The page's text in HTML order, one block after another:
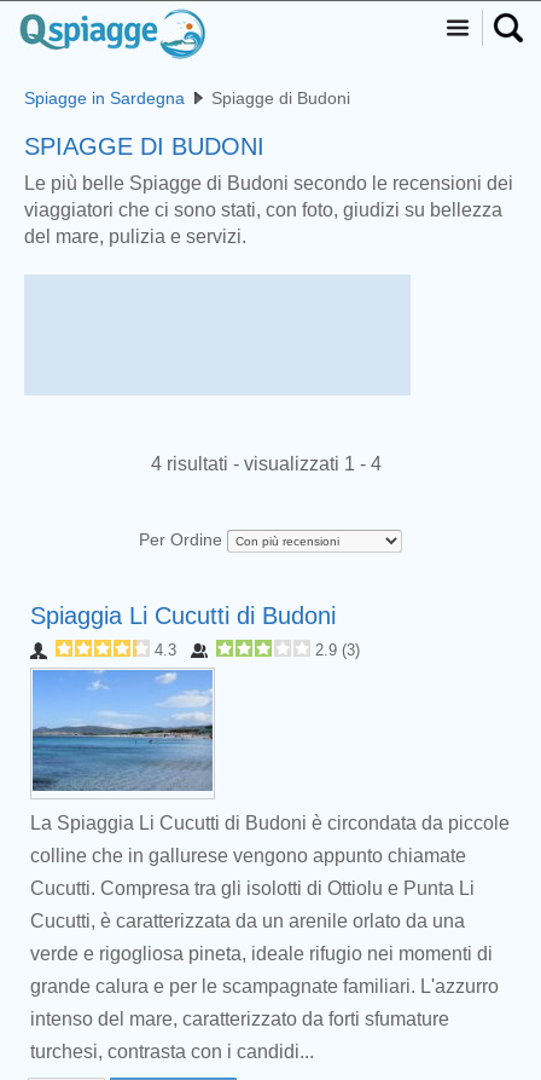
Spiagge in Sardegna Spiagge di Budoni
SPIAGGE DI BUDONI
Le più belle Spiagge di Budoni secondo le recensioni dei
viaggiatori che ci sono stati, con foto, giudizi su bellezza
del mare, pulizia e servizi.
4 risultati - visualizzati 1 - 4
Per Ordine
Spiaggia Li Cucutti di Budoni
4.3 2.9 (3)
La Spiaggia Li Cucutti di Budoni è circondata da piccole
colline che in gallurese vengono appunto chiamate
Cucutti. Compresa tra gli isolotti di Ottiolu e Punta Li
Cucutti, è caratterizzata da un arenile orlato da una
verde e rigogliosa pineta, ideale rifugio nei momenti di
grande calura e per le scampagnate familiari. L'azzurro
intenso del mare, caratterizzato da forti sfumature
turchesi, contrasta con i candidi...